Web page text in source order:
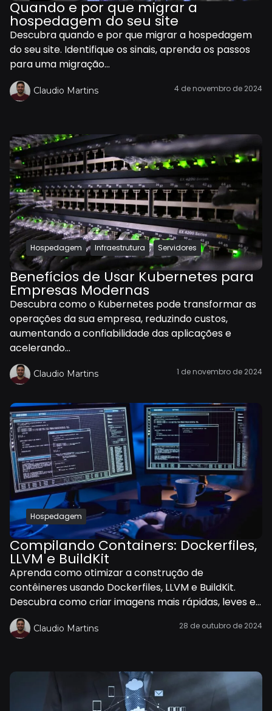
Quando e por que migrar a
hospedagem do seu site
Descubra quando e por que migrar a hospedagem
do seu site. Identifique os sinais, aprenda os passos
para uma migração...
Claudio Martins 4 de novembro de 2024
Hospedagem , Infraestrutura , Servidores
Benefícios de Usar Kubernetes para
Empresas Modernas
Descubra como o Kubernetes pode transformar as
operações da sua empresa, reduzindo custos,
aumentando a confiabilidade das aplicações e
acelerando...
Claudio Martins 1 de novembro de 2024
Hospedagem
Compilando Containers: Dockerfiles,
LLVM e BuildKit
Aprenda como otimizar a construção de
contêineres usando Dockerfiles, LLVM e BuildKit.
Descubra como criar imagens mais rápidas, leves e...
Claudio Martins 28 de outubro de 2024